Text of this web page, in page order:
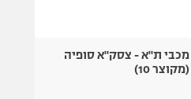
גיימינג E-Sports
מכבי ת"א - צסק"א סופיה
(מקוצר 10)